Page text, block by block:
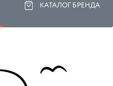
КАТАЛОГ БРЕНДА